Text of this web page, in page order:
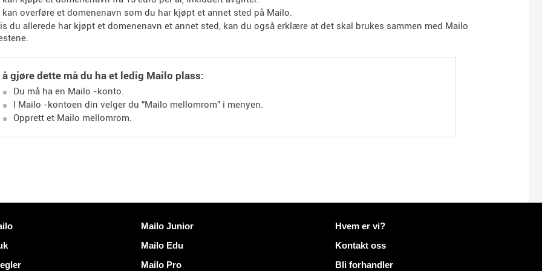
kan overføre et domenenavn som du har kjøpt et annet sted på Mailo.
du allerede har kjøpt et domenenavn et annet sted, kan du også erklære at det skal brukes sammen med Mailo
å gjøre dette må du ha et ledig Mailo plass:
Du må ha en Mailo -konto.
I Mailo -kontoen din velger du "Mailo mellomrom" i menyen.
Opprett et Mailo mellomrom.
Oppdag Mailo
Mailo Junior
Mailo Edu
Mailo Pro
Mer informasjon på Mailo
Hvem er vi?
Kontakt oss
Bli forhandler